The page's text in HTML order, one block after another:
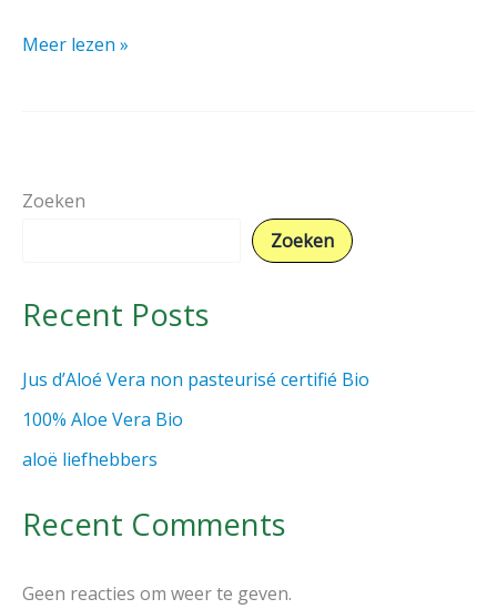
Meer lezen »
Zoeken
Zoeken
Recent Posts
Jus d’Aloé Vera non pasteurisé certifié Bio
100% Aloe Vera Bio
aloë liefhebbers
Recent Comments
Geen reacties om weer te geven.